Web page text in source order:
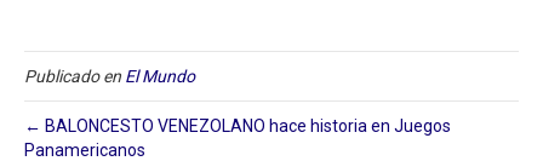
Publicado en El Mundo
← BALONCESTO VENEZOLANO hace historia en Juegos
Panamericanos